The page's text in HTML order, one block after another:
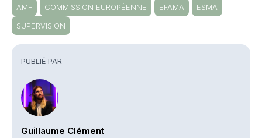
PUBLIÉ PAR
Guillaume Clément
AMF COMMISSION EUROPÉENNE EFAMA
ESMA
SUPERVISION